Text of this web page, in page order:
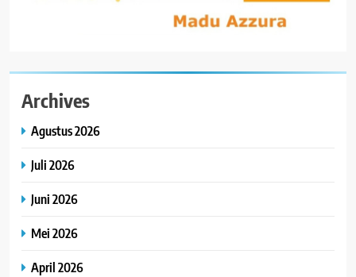
Archives
Agustus 2026
Juli 2026
Juni 2026
Mei 2026
April 2026